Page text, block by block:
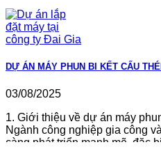
DỰ ÁN MÁY PHUN BI KẾT CẤU
03/08/2025
1. Giới thiệu về dự án máy
Ngành công nghiệp gia công
càng phát triển mạnh mẽ, đặc